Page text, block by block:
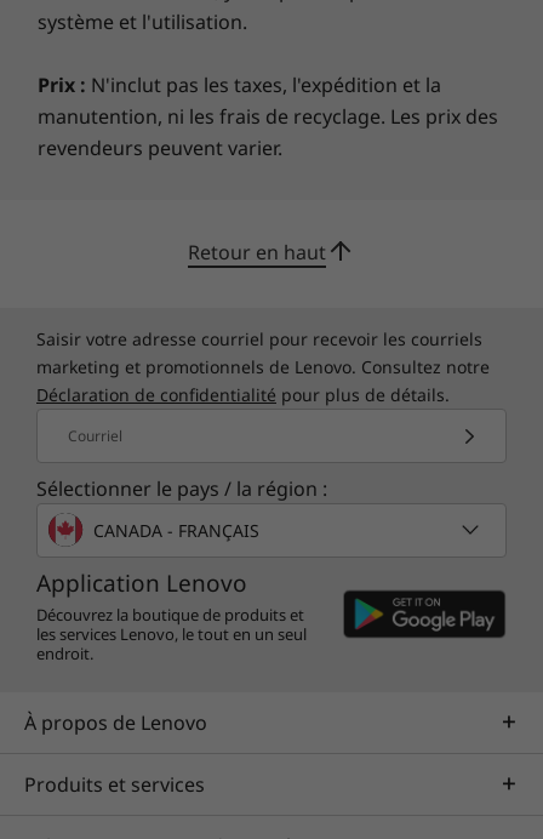
pouvons construire un avenir plus intelligent
En apprendre plus sur nos programmes de
durabilité >
système et l'utilisation.
Prix : N'inclut pas les taxes, l'expédition et la
manutention, ni les frais de recyclage. Les prix des
revendeurs peuvent varier.
Retour en haut
Saisir votre adresse courriel pour recevoir les courriels
marketing et promotionnels de Lenovo. Consultez notre
Déclaration de confidentialité pour plus de détails.
Courriel
Sélectionner le pays / la région :
CANADA - FRANÇAIS
Application Lenovo
Découvrez la boutique de produits et
les services Lenovo, le tout en un seul
endroit.
À propos de Lenovo
Produits et services